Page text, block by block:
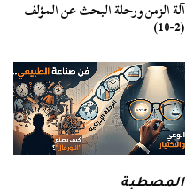
آلة الزمن ورحلة البحث عن المؤلف
(2-10)
المصطبة